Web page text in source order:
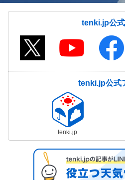
tenki.jp公
tenki.jp公式
tenki.jp